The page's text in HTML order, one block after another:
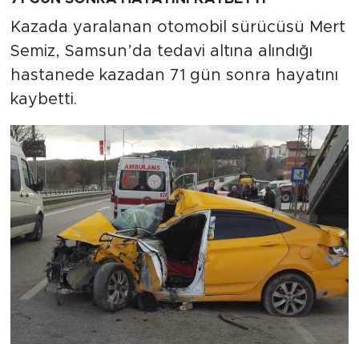
Kazada yaralanan otomobil sürücüsü Mert
Semiz, Samsun’da tedavi altına alındığı
hastanede kazadan 71 gün sonra hayatını
kaybetti.